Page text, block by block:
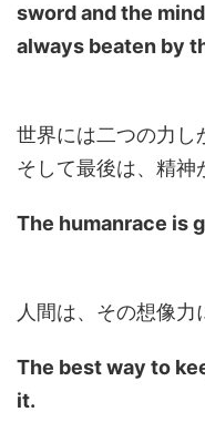
sword and the
always beaten by
世界には二つの力し
そして最後は、精神
The humanrace is
人間は、その想像力
The best way to
it.